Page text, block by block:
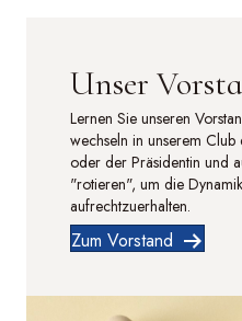
Unser
Lernen Sie unseren
wechseln in unserem
oder der Präsidentin und
"rotieren", um die
aufrechtzuerhalten.
Zum Vorstand